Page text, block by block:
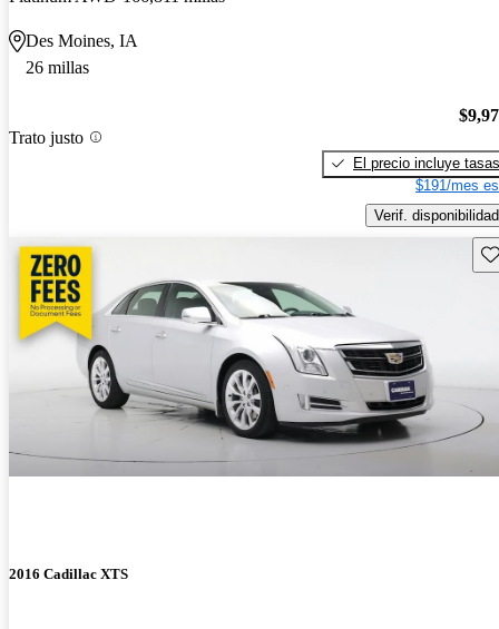
Des Moines, IA
26 millas
Trato justo
El precio incluye tasas
$191/mes
Verif. disponibilidad
2016 Cadillac XTS